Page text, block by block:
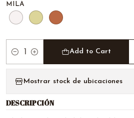
MILA
Quantity
Add to Cart
Mostrar stock de ubicaciones
DESCRIPCIÓN